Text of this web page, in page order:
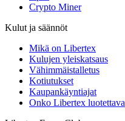
Crypto Miner
Kulut ja säännöt
Mikä on Libertex
Kulujen yleiskatsaus
Vähimmäistalletus
Kotiutukset
Kaupankäyntiajat
Onko Libertex luotettava